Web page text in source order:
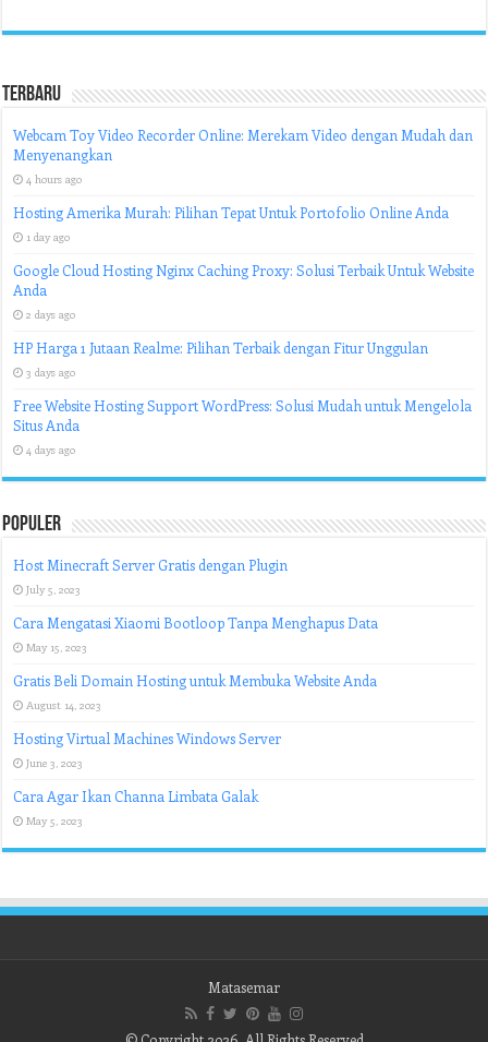
Terbaru
Webcam Toy Video Recorder Online: Merekam Video dengan Mudah dan
Menyenangkan
4 hours ago
Hosting Amerika Murah: Pilihan Tepat Untuk Portofolio Online Anda
1 day ago
Google Cloud Hosting Nginx Caching Proxy: Solusi Terbaik Untuk Website
Anda
2 days ago
HP Harga 1 Jutaan Realme: Pilihan Terbaik dengan Fitur Unggulan
3 days ago
Free Website Hosting Support WordPress: Solusi Mudah untuk Mengelola
Situs Anda
4 days ago
Populer
Host Minecraft Server Gratis dengan Plugin
July 5, 2023
Cara Mengatasi Xiaomi Bootloop Tanpa Menghapus Data
May 15, 2023
Gratis Beli Domain Hosting untuk Membuka Website Anda
August 14, 2023
Hosting Virtual Machines Windows Server
June 3, 2023
Cara Agar Ikan Channa Limbata Galak
May 5, 2023
Matasemar